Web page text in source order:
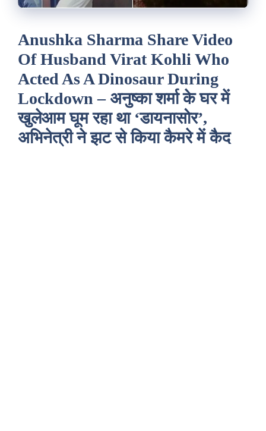
Anushka Sharma Share Video
Of Husband Virat Kohli Who
Acted As A Dinosaur During
Lockdown – अनुष्का शर्मा के घर में
खुलेआम घूम रहा था ‘डायनासोर’,
अभिनेत्री ने झट से किया कैमरे में कैद